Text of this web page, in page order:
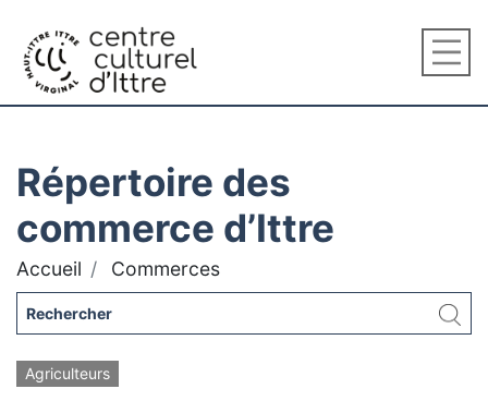
Répertoire des
commerce d’Ittre
Accueil Commerces
Agriculteurs